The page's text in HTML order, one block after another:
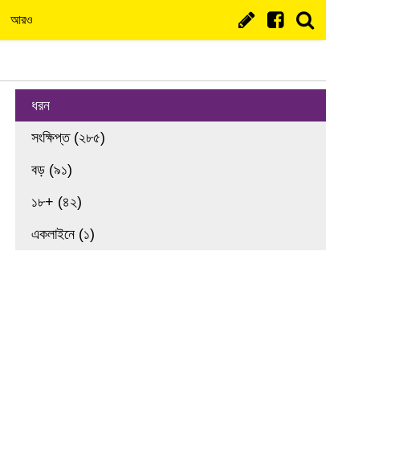
আরও
ধরন
সংক্ষিপ্ত (২৮৫)
বড় (৯১)
১৮+ (৪২)
একলাইনে (১)